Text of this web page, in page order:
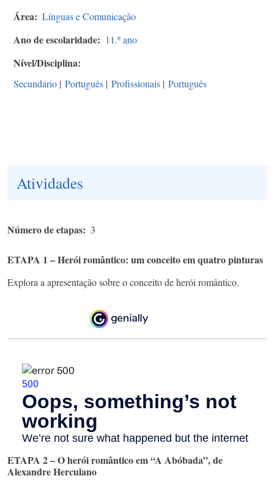
Área Línguas e Comunicação
Ano de escolaridade 11.º ano
Nível/Disciplina
Secundário | Português | Profissionais | Português
Atividades
Número de etapas 3
ETAPA 1 – Herói romântico: um conceito em quatro pinturas
Explora a apresentação sobre o conceito de herói romântico.
ETAPA 2 – O herói romântico em “A Abóbada”, de
Alexandre Herculano